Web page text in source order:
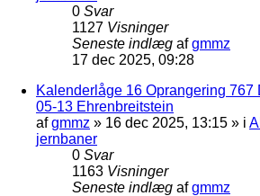
0 Svar
1127 Visninger
Seneste indlæg afgmmz
17 dec 2025, 09:28
Kalenderlåge 16 Oprangering 767
05-13 Ehrenbreitstein
afgmmz » 16 dec 2025, 13:15 » i
jernbaner
0 Svar
1163 Visninger
Seneste indlæg afgmmz